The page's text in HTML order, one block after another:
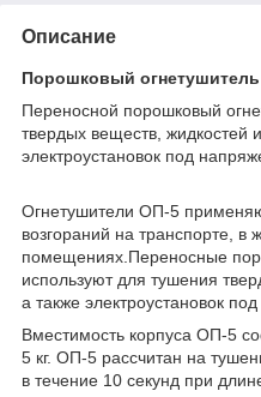
Описание
Порошковый
Переносной порошковый
твердых веществ, жидкостей
электроустановок под
Огнетушители ОП-5
возгораний на транспорте,
помещениях.Переносные
используют для тушения
а также электроустановок
Вместимость корпуса ОП-5
5 кг. ОП-5 рассчитан на
в течение 10 секунд при